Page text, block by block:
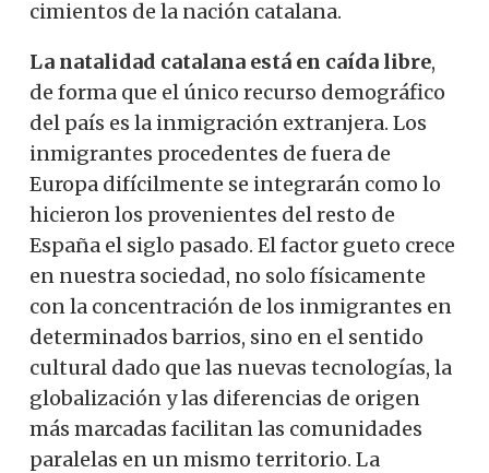
cimientos de la nación catalana.
La natalidad catalana está en caída libre,
de forma que el único recurso demográfico
del país es la inmigración extranjera. Los
inmigrantes procedentes de fuera de
Europa difícilmente se integrarán como lo
hicieron los provenientes del resto de
España el siglo pasado. El factor gueto crece
en nuestra sociedad, no solo físicamente
con la concentración de los inmigrantes en
determinados barrios, sino en el sentido
cultural dado que las nuevas tecnologías, la
globalización y las diferencias de origen
más marcadas facilitan las comunidades
paralelas en un mismo territorio. La